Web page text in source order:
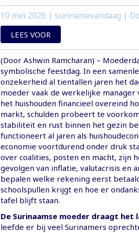
10 mei 2026 | surinamevandaag |
LEES VOOR
(Door Ashwin Ramcharan) –
symbolische feestdag. In een
onzekerheid al tientallen jaren het
moeder vaak de werkelijke manager
het huishouden financieel overeind
markt, schulden probeert te
stabiliteit en rust binnen het gezin
functioneert al jaren als
economie voortdurend onder druk
over coalities, posten en macht, zijn
gevolgen van inflatie, valutacrisis en
bepalen welke rekening eerst
schoolspullen krijgt en hoe er
tafel blijft staan.
De Surinaamse moeder draagt het
leefde er bij veel Surinamers